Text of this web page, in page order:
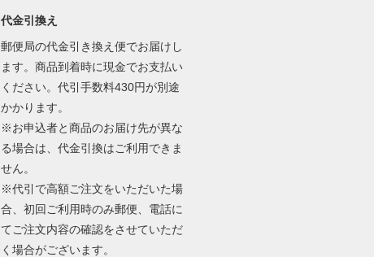
代金引換え
郵便局の代金引き換え便でお届けし
ます。商品到着時に現金でお支払い
ください。代引手数料430円が別途
かかります。
※お申込者と商品のお届け先が異な
る場合は、代金引換はご利用できま
せん。
※代引で高額ご注文をいただいた場
合、初回ご利用時のみ郵便、電話に
てご注文内容の確認をさせていただ
く場合がございます。